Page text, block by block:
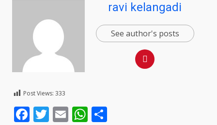
ravi kelangadi
See author's posts
Post Views: 333
Facebook
Twitter
EmailWhatsApp